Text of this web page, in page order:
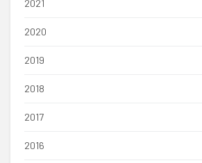
2021
2020
2019
2018
2017
2016